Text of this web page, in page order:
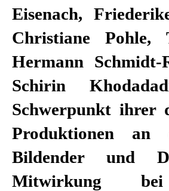
Eisenach,
Christiane Pohle,
Hermann Schmidt-
Schirin
Schwerpunkt ihrer
Produktionen an
Bildender und
Mitwirkung